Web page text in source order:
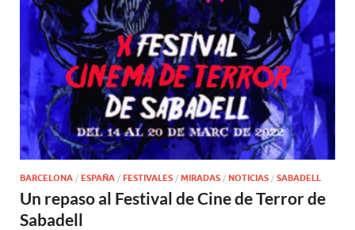
BARCELONA / ESPAÑA / FESTIVALES / MIRADAS / NOTICIAS / SABADELL
Un repaso al Festival de Cine de Terror de
Sabadell